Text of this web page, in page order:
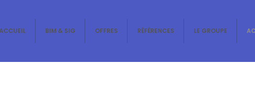
BIM & SIG OFFRES RÉFÉRENCES LE GROUPE